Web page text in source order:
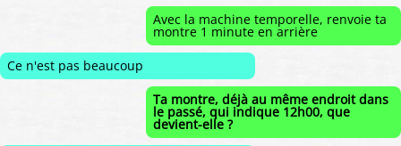
Avec la machine temporelle, renvoie ta
montre 1 minute en arrière
Ce n'est pas beaucoup
Ta montre, déjà au même endroit dans
le passé, qui indique 12h00, que
devient-elle ?